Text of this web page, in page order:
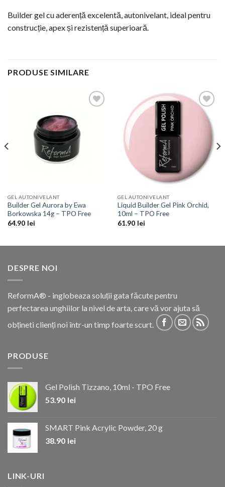
Builder gel cu aderență excelentă, autonivelant, ideal pentru
construcție, apex și rezistență superioară.
PRODUSE SIMILARE
GEL AUTONIVELANT
Builder Gel Aurora by Ewa
Borkowska 14g – TPO Free
64.90 lei
Add to
Wishlist
GEL AUTONIVELANT
Liquid Builder Gel Pink Orchid,
10ml – TPO Free
61.90 lei
DESPRE NOI
ReformA® - inglobeaza soluții gata făcute pentru
perfectarea unghiilor la nivel de arta, care vă vor ajuta să
obțineti clienți noi într-un timp foarte scurt.
PRODUSE
Gel Polish Tizzano, 10ml - TPO Free
53.90 lei
SMART Pink Acrylic Powder, 20 g
38.90 lei
LINK-URI